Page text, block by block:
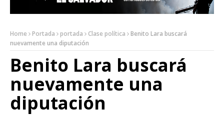
Home Portada portada Clase política
Benito Lara buscará
nuevamente una diputación
Benito Lara buscará
nuevamente una
diputación